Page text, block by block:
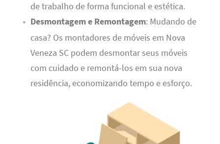
de trabalho de forma funcional e estética.
Desmontagem e Remontagem: Mudando de
casa? Os montadores de móveis em Nova
Veneza SC podem desmontar seus móveis
com cuidado e remontá-los em sua nova
residência, economizando tempo e esforço.